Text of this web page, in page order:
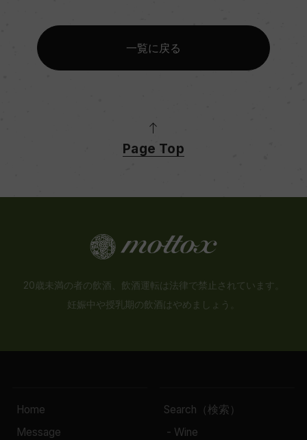
一覧に戻る
Page Top
20歳未満の者の飲酒、飲酒運転は法律で禁止されています。
妊娠中や授乳期の飲酒はやめましょう。
Home
Message
Search（検索）
- Wine